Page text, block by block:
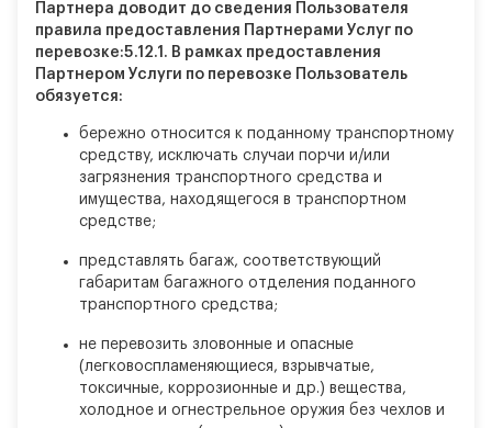
Партнера доводит до сведения Пользователя
правила предоставления Партнерами Услуг по
перевозке:5.12.1. В рамках предоставления
Партнером Услуги по перевозке Пользователь
обязуется:
бережно относится к поданному транспортному
средству, исключать случаи порчи и/или
загрязнения транспортного средства и
имущества, находящегося в транспортном
средстве;
представлять багаж, соответствующий
габаритам багажного отделения поданного
транспортного средства;
не перевозить зловонные и опасные
(легковоспламеняющиеся, взрывчатые,
токсичные, коррозионные и др.) вещества,
холодное и огнестрельное оружия без чехлов и